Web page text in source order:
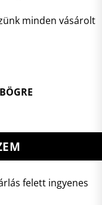
minden vásárolt
felett ingyenes